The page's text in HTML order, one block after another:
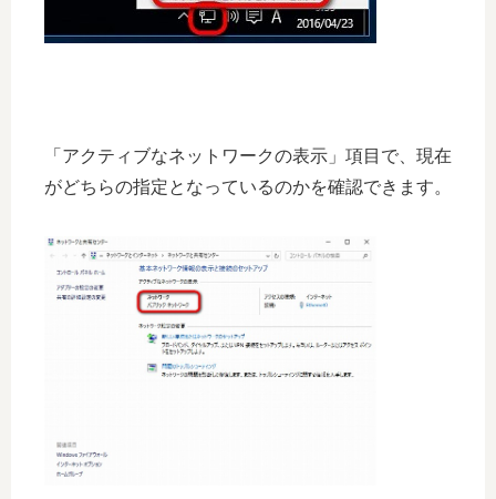
「アクティブなネットワークの表示」項目で、現在
がどちらの指定となっているのかを確認できます。